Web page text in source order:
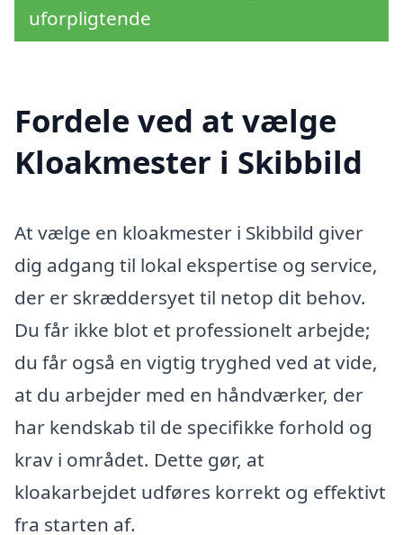
uforpligtende
Fordele ved at vælge
Kloakmester i Skibbild
At vælge en kloakmester i Skibbild giver
dig adgang til lokal ekspertise og service,
der er skræddersyet til netop dit behov.
Du får ikke blot et professionelt arbejde;
du får også en vigtig tryghed ved at vide,
at du arbejder med en håndværker, der
har kendskab til de specifikke forhold og
krav i området. Dette gør, at
kloakarbejdet udføres korrekt og effektivt
fra starten af.